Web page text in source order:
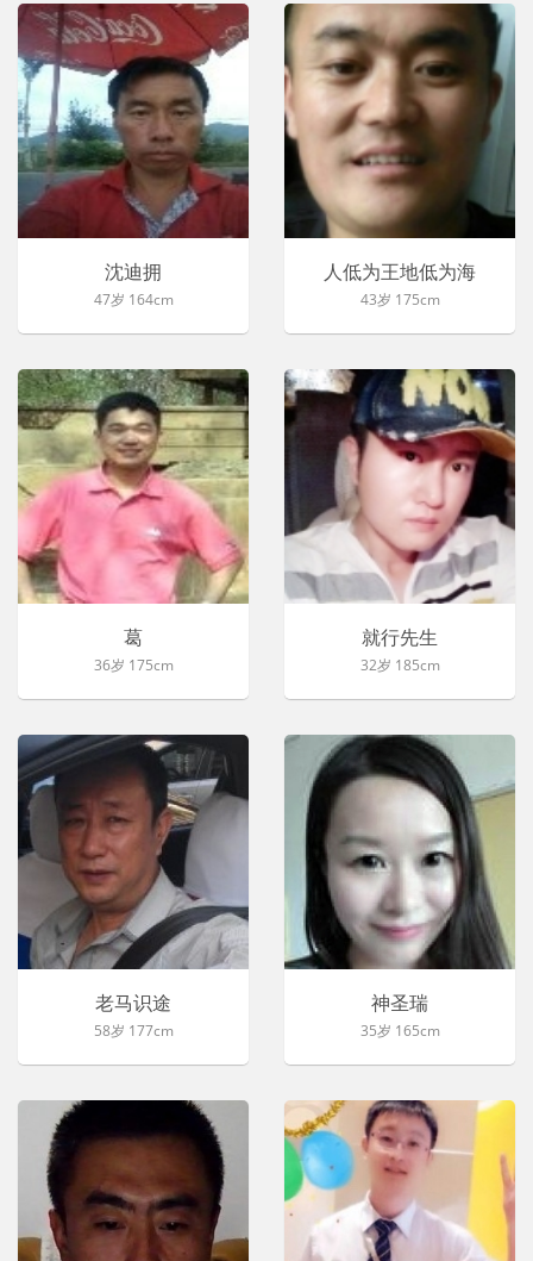
沈迪拥
47岁 164cm
人低为王地低为海
43岁 175cm
葛
36岁 175cm
就行先生
32岁 185cm
老马识途
58岁 177cm
神圣瑞
35岁 165cm